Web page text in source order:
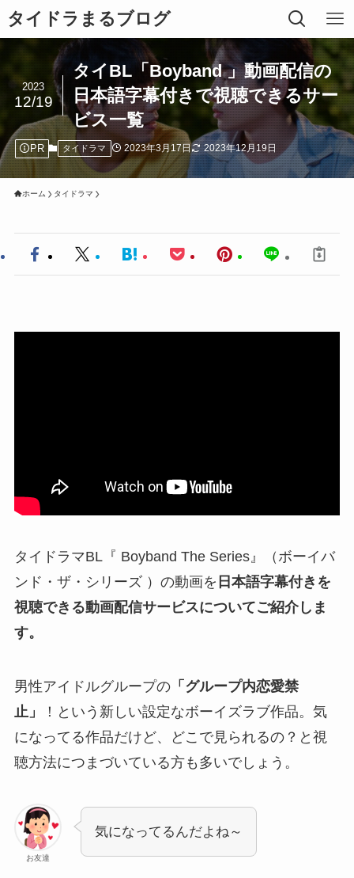
タイドラまるブログ
タイBL「Boyband 」動画配信の
日本語字幕付きで視聴できるサー
ビス一覧
2023
12/19
PR タイドラマ 2023年3月17日 2023年12月19日
ホーム タイドラマ
タイドラマBL『 Boyband The Series』（ボーイバ
ンド・ザ・シリーズ ）の動画を 日本語字幕付きを
視聴できる動画配信サービスについてご紹介しま
す。
男性アイドルグループの「グループ内恋愛禁
止」
！という新しい設定なボーイズラブ作品。気
になってる作品だけど、どこで見られるの？と視
聴方法につまづいている方も多いでしょう。
お友達
気になってるんだよね～